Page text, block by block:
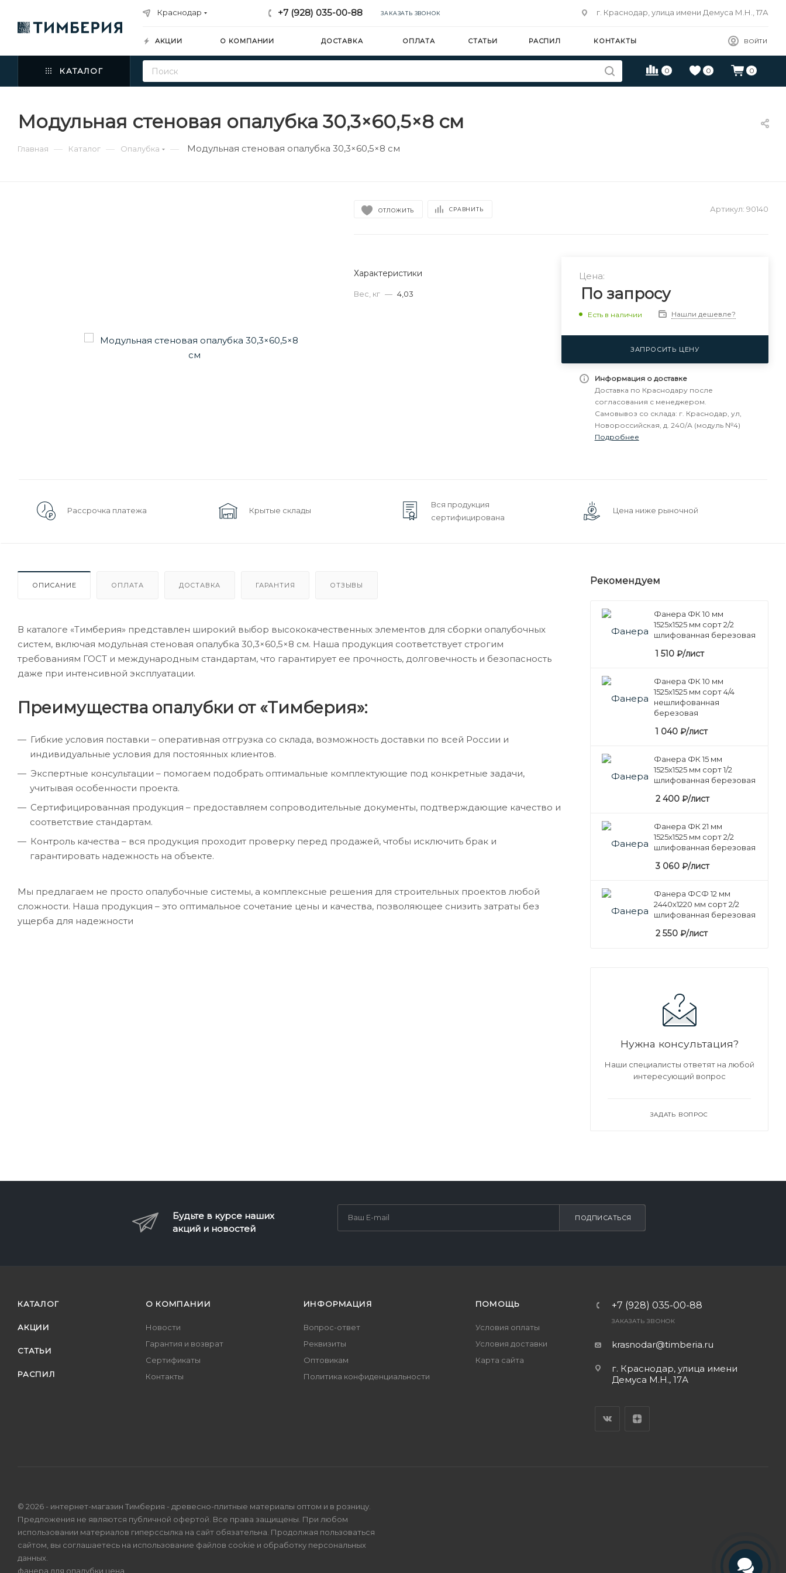
Краснодар +7 (928) 035-00-88 ЗАКАЗАТЬ ЗВОНОК г. Краснодар, улица имени Демуса М.Н., 17А
ВОЙТИ
АКЦИИ О КОМПАНИИ ДОСТАВКА ОПЛАТА СТАТЬИ РАСПИЛ КОНТАКТЫ
0 0 0
КАТАЛОГ
Модульная стеновая опалубка 30,3×60,5×8 см
Главная — Каталог — Опалубка — Модульная стеновая опалубка 30,3×60,5×8 см
ОТЛОЖИТЬ СРАВНИТЬ Артикул: 90140
Характеристики
Вес, кг — 4,03
Цена:
По запросу
Есть в наличии Нашли дешевле?
ЗАПРОСИТЬ ЦЕНУ
Информация о доставке
Доставка по Краснодару после
согласования с менеджером.
Самовывоз со склада: г. Краснодар, ул,
Новороссийская, д. 240/А (модуль №4)
Подробнее
Рассрочка платежа Крытые склады
Вся продукция
сертифицирована
Цена ниже рыночной
ОПИСАНИЕ ОПЛАТА ДОСТАВКА ГАРАНТИЯ ОТЗЫВЫ
В каталоге «Тимберия» представлен широкий выбор высококачественных элементов для сборки опалубочных
систем, включая модульная стеновая опалубка 30,3×60,5×8 см. Наша продукция соответствует строгим
требованиям ГОСТ и международным стандартам, что гарантирует ее прочность, долговечность и безопасность
даже при интенсивной эксплуатации.
Преимущества опалубки от «Тимберия»:
Гибкие условия поставки – оперативная отгрузка со склада, возможность доставки по всей России и
индивидуальные условия для постоянных клиентов.
Экспертные консультации – помогаем подобрать оптимальные комплектующие под конкретные задачи,
учитывая особенности проекта.
Сертифицированная продукция – предоставляем сопроводительные документы, подтверждающие качество и
соответствие стандартам.
Контроль качества – вся продукция проходит проверку перед продажей, чтобы исключить брак и
гарантировать надежность на объекте.
Мы предлагаем не просто опалубочные системы, а комплексные решения для строительных проектов любой
сложности. Наша продукция – это оптимальное сочетание цены и качества, позволяющее снизить затраты без
ущерба для надежности
Рекомендуем
Фанера ФК 10 мм
1525х1525 мм сорт 2/2
шлифованная березовая
1 510 ₽/лист
Фанера ФК 10 мм
1525х1525 мм сорт 4/4
нешлифованная
березовая
1 040 ₽/лист
Фанера ФК 15 мм
1525х1525 мм сорт 1/2
шлифованная березовая
2 400 ₽/лист
Фанера ФК 21 мм
1525х1525 мм сорт 2/2
шлифованная березовая
3 060 ₽/лист
Фанера ФСФ 12 мм
2440х1220 мм сорт 2/2
шлифованная березовая
2 550 ₽/лист
Нужна консультация?
Наши специалисты ответят на любой
интересующий вопрос
ЗАДАТЬ ВОПРОС
Будьте в курсе наших
акций и новостей
ПОДПИСАТЬСЯ
КАТАЛОГ
АКЦИИ
СТАТЬИ
РАСПИЛ
О КОМПАНИИ
Новости
Гарантия и возврат
Сертификаты
Контакты
ИНФОРМАЦИЯ
Вопрос-ответ
Реквизиты
Оптовикам
Политика конфиденциальности
ПОМОЩЬ
Условия оплаты
Условия доставки
Карта сайта
+7 (928) 035-00-88
ЗАКАЗАТЬ ЗВОНОК
krasnodar@timberia.ru
г. Краснодар, улица имени
Демуса М.Н., 17А
© 2026 - интернет-магазин Тимберия - древесно-плитные материалы оптом и в розницу.
Предложения не являются публичной офертой. Все права защищены. При любом
использовании материалов гиперссылка на сайт обязательна. Продолжая пользоваться
сайтом, вы соглашаетесь на использование файлов cookie и обработку персональных
данных
фанера для опалубки цена